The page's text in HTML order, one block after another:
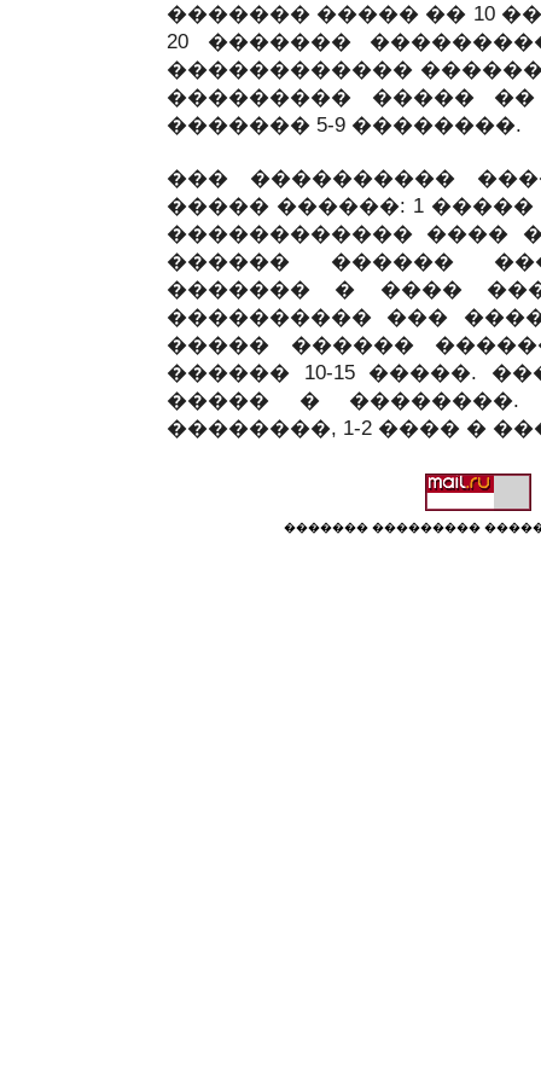
������� ����� �� 10
20 �������
������������
��������� �����
������� 5-9 ��������.
��� ����������
����� ������: 1
������������ ����
������ ������
������� � ����
���������� ���
����� ������
������ 10-15 �����.
����� �
��������, 1-2 ���� �
������� ���������